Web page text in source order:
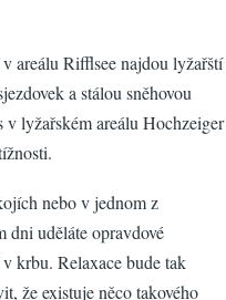
areálu Rifflsee najdou lyžařští
a stálou sněhovou
lyžařském areálu Hochzeiger
nebo v jednom z
dni uděláte opravdové
krbu. Relaxace bude tak
že existuje něco takového